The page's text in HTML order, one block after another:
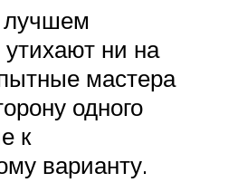
ни на
мастера
одного
к
варианту.